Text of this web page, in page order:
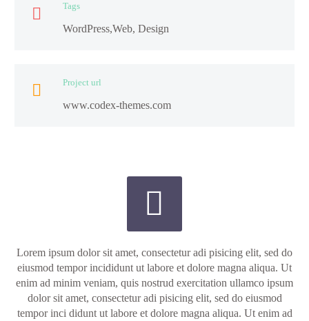
 Tags
WordPress,Web, Design
 Project url
www.codex-themes.com


Lorem ipsum dolor sit amet, consectetur adi pisicing elit, sed do
eiusmod tempor incididunt ut labore et dolore magna aliqua. Ut
enim ad minim veniam, quis nostrud exercitation ullamco ipsum
dolor sit amet, consectetur adi pisicing elit, sed do eiusmod
tempor inci didunt ut labore et dolore magna aliqua. Ut enim ad